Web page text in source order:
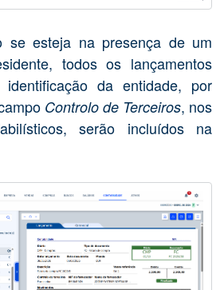
se esteja na presença de um
todos os lançamentos
da entidade, por
Controlo de Terceiros, nos
serão incluídos na